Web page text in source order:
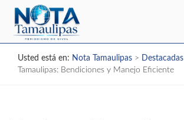
Usted está en: Nota Tamaulipas > Destacadas
Tamaulipas: Bendiciones y Manejo Eficiente